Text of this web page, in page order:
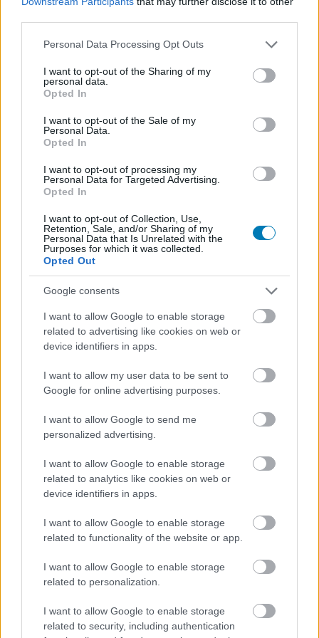
Please note that this website/app uses one or more Google
not limited to your visit or usage behaviour. You may click to
grant or deny consent to Google and its third-party tags to
use your data for below specified purposes in below Google
consent section.
Personal Data Processing Opt Outs
I want to opt-out of the Sharing of my
personal data.
Opted In
I want to opt-out of the Sale of my
Personal Data.
Opted In
I want to opt-out of processing my
Personal Data for Targeted Advertising.
Opted In
I want to opt-out of Collection, Use,
Retention, Sale, and/or Sharing of my
Personal Data that Is Unrelated with the
Purposes for which it was collected.
Opted Out
Google consents
I want to allow Google to enable storage
related to advertising like cookies on web or
device identifiers in apps.
I want to allow my user data to be sent to
Google for online advertising purposes.
I want to allow Google to send me
personalized advertising.
I want to allow Google to enable storage
related to analytics like cookies on web or
device identifiers in apps.
I want to allow Google to enable storage
related to functionality of the website or app.
I want to allow Google to enable storage
related to personalization.
I want to allow Google to enable storage
related to security, including authentication
Rengeteg hír és cikk vár rád, lehet, hogy éppen nem
hogy naprakész maradj, kiválogatjuk neked a
legjobbakat,iratkozz fel hírlevelünkre!
Kijelentem, hogy az
megismertem és azt elfogadom.
Feliratkozom
SMASH by Meló-Diák: Homok, zene és a nyár legjobb
hangulata – Jön a második forduló! (X)
Július végén folytatódik a balatoni strandröplabda-
#uefa champions league
#uefa bajnokok ligája
#döntő
#budapest #puskás aréna
#foci
#labadarúgás
#sztárfellépő #the killers
Hozzászólások